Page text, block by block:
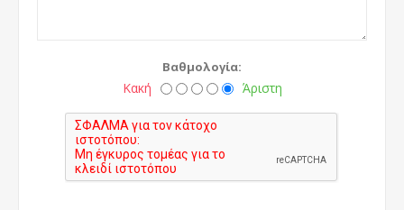
Βαθμολογία:
Κακή Άριστη